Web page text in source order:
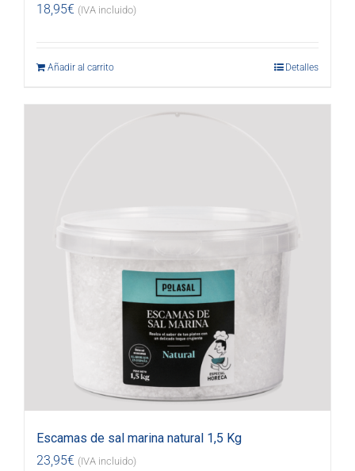
18,95€ (IVA incluido)
Añadir al carrito Detalles
Escamas de sal marina natural 1,5 Kg
23,95€ (IVA incluido)